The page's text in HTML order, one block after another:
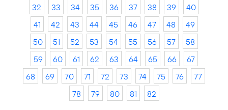
32
33 34 35 36 37 38 39
40
41
42 43 44 45 46 47 48
49
50
51 52 53 54 55 56 57
58
59
60 61 62 63 64 65 66
67
68
69 70 71 72 73 74 75 76
77
78
79 80 81 82